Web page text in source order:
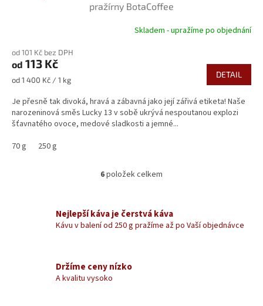
pražírny BotaCoffee
produktu
je
5,0
5
hvězdiček.
Skladem - upražíme po objednání
od 101 Kč bez DPH
od 113 Kč
Měrná
od 1 400 Kč / 1 kg
DETAIL
Je přesně tak divoká, hravá a zábavná jako její zářivá etiketa! Naše
narozeninová směs Lucky 13 v sobě ukrývá nespoutanou explozi
šťavnatého ovoce, medové sladkosti a jemné...
70 g
250 g
O
á
d
p
6položek celkem
Nejlepší káva je čerstvá káva
Kávu v balení od 250 g pražíme až po Vaší objednávce
Držíme ceny nízko
A kvalitu vysoko